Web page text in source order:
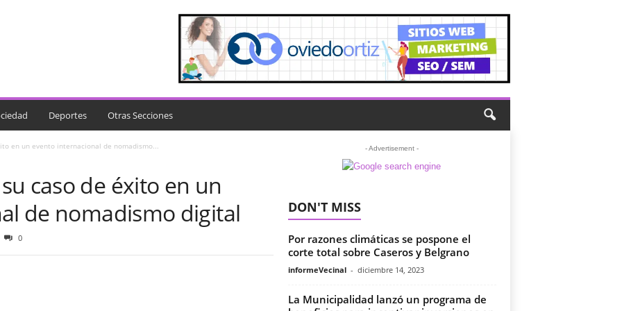
Deportes Otras Secciones
en un evento internacional de nomadismo...
caso de éxito en un
de nomadismo digital
0
- Advertisement -
DON'T MISS
Por razones climáticas se pospone el
corte total sobre Caseros y Belgrano
informeVecinal - diciembre 14, 2023
La Municipalidad lanzó un programa de